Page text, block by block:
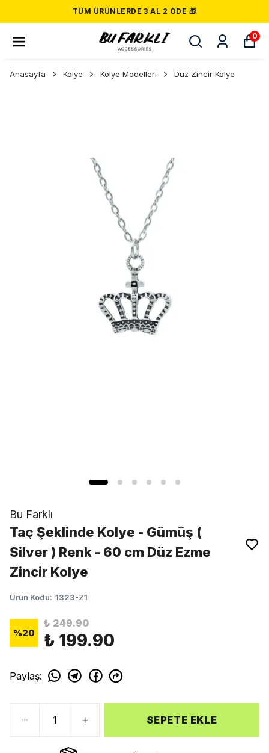
TÜM ÜRÜNLERDE 3 AL 2 ÖDE 🎁
0
Anasayfa Kolye Kolye Modelleri Düz Zincir Kolye
Bu Farklı
Taç Şeklinde Kolye - Gümüş (
Silver ) Renk - 60 cm Düz Ezme
Zincir Kolye
Ürün Kodu: 1323-Z1
%20
₺ 249.90
₺ 199.90
Paylaş:
SEPETE EKLE